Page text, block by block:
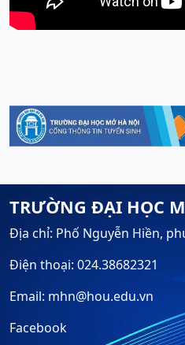
TRƯỜNG ĐẠI HỌC
Địa chỉ: Phố Nguyễn Hiền,
Điện thoại: 024.38682321
Email: mhn@hou.edu.vn
Facebook